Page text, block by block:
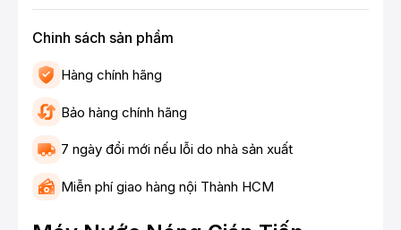
Chinh sách sản phẩm
Hàng chính hãng
Bảo hàng chính hãng
7 ngày đổi mới nếu lỗi do nhà sản xuất
Miễn phí giao hàng nội Thành HCM